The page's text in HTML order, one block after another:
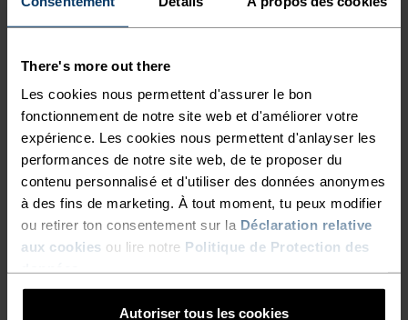
There's more out there
Les cookies nous permettent d'assurer le bon
fonctionnement de notre site web et d'améliorer votre
expérience. Les cookies nous permettent d'anlayser les
performances de notre site web, de te proposer du
contenu personnalisé et d'utiliser des données anonymes
à des fins de marketing. À tout moment, tu peux modifier
ou retirer ton consentement sur la Déclaration relative
aux cookies ou lire notre Politique de Protection des
Autoriser tous les cookies
59,45 €84,95 €
59,45 € 84,95 €
Promos d’été
Collant court Ascent
Medium Support
48,95 €69,95 €
Promos d’été
Collant de running 7/8
Essential
41,95 €59,95 €
-30 %
Promos d’été
119,95 €
-30 %
Promos d’été
41,95 €59,95 €
-30 %